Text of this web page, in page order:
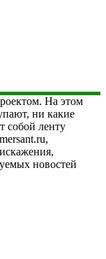
На этом
ни какие
собой ленту
новостей